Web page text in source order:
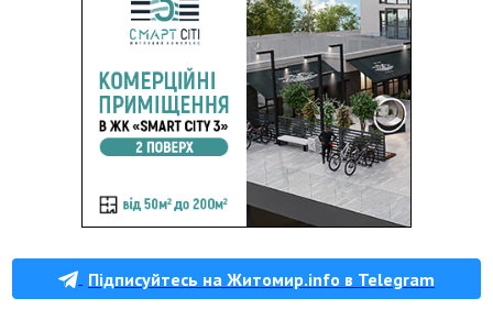
Підписуйтесь на Житомир.info в Telegram